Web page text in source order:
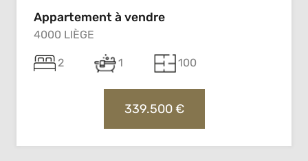
Appartement à vendre
4000 LIÈGE
2 1 100
339.500 €